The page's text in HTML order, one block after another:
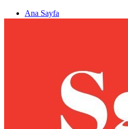
Ana Sayfa